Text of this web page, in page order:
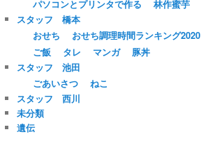
パソコンとプリンタで作る
林作蜜芋
スタッフ 橋本
おせち
おせち調理時間ランキング2020
ご飯
タレ マンガ
豚丼
スタッフ 池田
ごあいさつ
ねこ
スタッフ 西川
未分類
遺伝